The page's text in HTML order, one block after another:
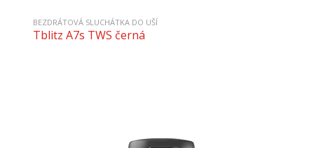
BEZDRÁTOVÁ SLUCHÁTKA DO UŠÍ
Tblitz A7s TWS černá